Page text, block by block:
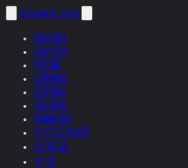
helnwein .com
ENGLISH
DEUTSCH
POLSKI
ESPAÑOL
ČEŠTINA
ITALIANO
FRANÇAIS
РУССКИЙ
日本語
中文